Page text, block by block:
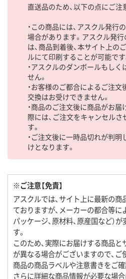
直送品のため、以下の点にご注
・この商品には、アスクル発
場合があります。アスクル発
は、商品到着後、本サイト上の
ルにて印刷することが可能です
・アスクルのダンボールもし
せん。
・お客様のご都合によるご注文
交換はお受けできません。
・商品のご注文後に商品がお
際には、ご注文をキャンセル
す。
・ご注文後に一時品切れが判
けとなります。
※ご注意【免責】
アスクルでは、サイト上に最新の
ておりますが、メーカーの都合等によ
パッケージ、原材料、原産国など）
す。
このため、実際にお届けする商品
が異なる場合がございますので、
商品の商品ラベルや注意書きをご確
さらに詳細な商品情報が必要な場